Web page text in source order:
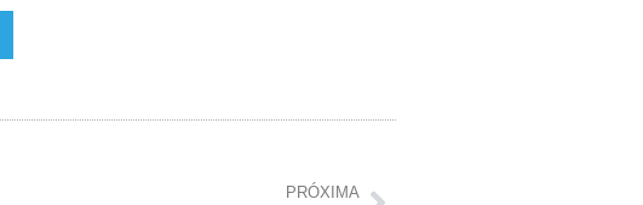
PRÓXIMA